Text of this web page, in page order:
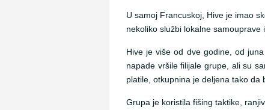
U samoj Francuskoj, Hive je imao
nekoliko službi lokalne samouprave
Hive je više od dve godine, od
napade vršile filijale grupe, ali su
platile, otkupnina je deljena tako da
Grupa je koristila fišing taktike,